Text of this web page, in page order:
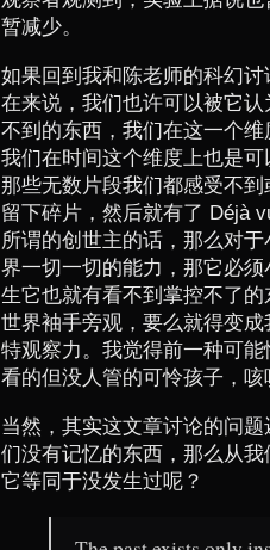
暂减少。
如果回到我和陈老师的科幻
在来说，我们也许可以被它
不到的东西，我们在这一个
我们在时间这个维度上也是
那些无数片段我们都感受不
留下碎片，然后就有了 Déjà
所谓的创世主的话，那么对
界一切一切的能力，那它必
生它也就有看不到掌控不了
世界袖手旁观，要么就得变
特观察力。我觉得前一种可
看的但没人管的可怜孩子，咳
当然，其实这文章讨论的问
们没有记忆的东西，那么从
它等同于没发生过呢？